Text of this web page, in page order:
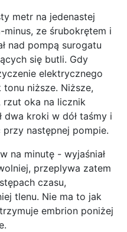
metr na jedenastej
minus, ze śrubokrętem i
nad pompą surogatu
się butli. Gdy
elektrycznego
tonu niższe. Niższe,
rzut oka na licznik
kroki w dół taśmy i
przy następnej pompie.
na minutę - wyjaśniał
przeplywa zatem
czasu,
tlenu. Nie ma to jak
embrion poniżej